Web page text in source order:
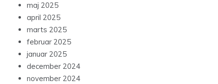
maj 2025
april 2025
marts 2025
februar 2025
januar 2025
december 2024
november 2024